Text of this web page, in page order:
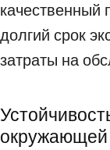
качественный
долгий срок
затраты на